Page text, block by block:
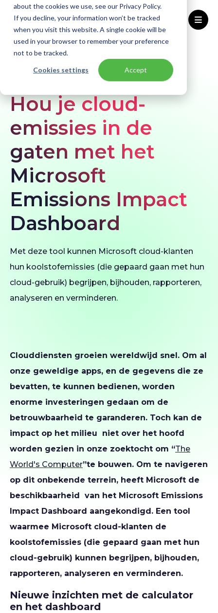
about the cookies we use, see our Privacy Policy.
If you decline, your information won’t be tracked
when you visit this website. A single cookie will be
used in your browser to remember your preference
not to be tracked.
Cookies settings Accept
Home Blogs Hou je cloud-emissies in de gaten met het Microsoft Emissions Impact Dashboard
BLOG
Hou je cloud-
emissies in de
gaten met het
Microsoft
Emissions Impact
Dashboard
Met deze tool kunnen Microsoft cloud-klanten
hun koolstofemissies (die gepaard gaan met hun
cloud-gebruik) begrijpen, bijhouden, rapporteren,
analyseren en verminderen.
Clouddiensten groeien wereldwijd snel. Om al
onze geweldige apps, en de gegevens die ze
bevatten, te kunnen bedienen, worden
enorme investeringen gedaan om de
betrouwbaarheid te garanderen. Toch kan de
impact op het milieu niet over het hoofd
worden gezien in onze zoektocht om “The
World's Computer”te bouwen. Om te navigeren
op dit onbekende terrein, heeft Microsoft de
beschikbaarheid van het Microsoft Emissions
Impact Dashboard aangekondigd. Een tool
waarmee Microsoft cloud-klanten de
koolstofemissies (die gepaard gaan met hun
cloud-gebruik) kunnen begrijpen, bijhouden,
rapporteren, analyseren en verminderen.
Nieuwe inzichten met de calculator
en het dashboard